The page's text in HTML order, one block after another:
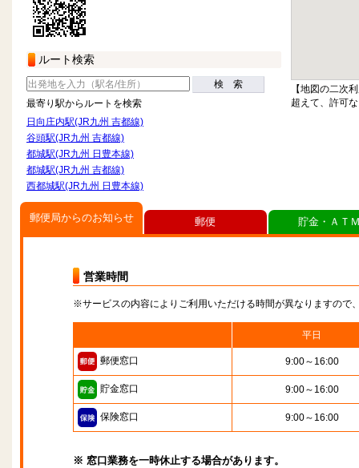
ルート検索
検 索
最寄り駅からルートを検索
日向庄内駅(JR九州 吉都線)
谷頭駅(JR九州 吉都線)
都城駅(JR九州 日豊本線)
都城駅(JR九州 吉都線)
西都城駅(JR九州 日豊本線)
【地図の二次
超えて、許可
郵便局からのお知らせ
営業時間
※サービスの内容によりご利用いただける時間が異なりますので
平日
郵便窓口 9:00～16:00
貯金窓口 9:00～16:00
保険窓口 9:00～16:00
※ 窓口業務を一時休止する場合があります。
郵便 貯金・ＡＴ